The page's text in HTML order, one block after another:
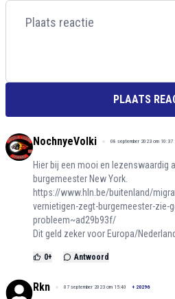
PLAATS
NochnyeVolki 08 september 2023 om 10:37
Hier bij een mooi en lezenswaardig
burgemeester New York.
https://www.hln.be/buitenland/
vernietigen-zegt-burgemeester-zie-
probleem~ad29b93f/
Dit geld zeker voor Europa/Nederland
0+ Antwoord
Rkn 07 september 2023 om 15:40 + 20296